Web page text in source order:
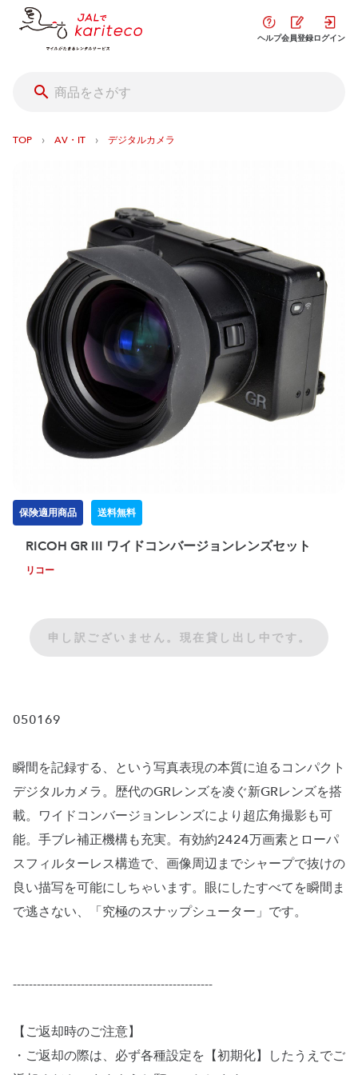
ヘルプ会員登録ログイン
TOP › AV・IT › デジタルカメラ
保険適用商品 送料無料
RICOH GR III ワイドコンバージョンレンズセット
リコー
申し訳ございません。現在貸し出し中です。
050169
瞬間を記録する、という写真表現の本質に迫るコンパクト
デジタルカメラ。歴代のGRレンズを凌ぐ新GRレンズを搭
載。ワイドコンバージョンレンズにより超広角撮影も可
能。手ブレ補正機構も充実。有効約2424万画素とローパ
スフィルターレス構造で、画像周辺までシャープで抜けの
良い描写を可能にしちゃいます。眼にしたすべてを瞬間ま
で逃さない、「究極のスナップシューター」です。
--------------------------------------------------
【ご返却時のご注意】
・ご返却の際は、必ず各種設定を【初期化】したうえでご